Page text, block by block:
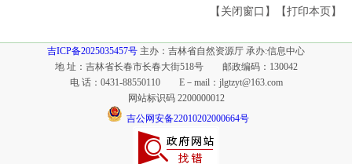
【打印本页】
【关闭窗口】
吉ICP备2025035457号 主办：吉林省自然资源厅 承办:信息中心
地 址：吉林省长春市长春大街518号 邮政编码：130042
电 话：0431-88550110 E－mail： jlgtzyt@163.com
网站标识码 2200000012
吉公网安备22010202000664号